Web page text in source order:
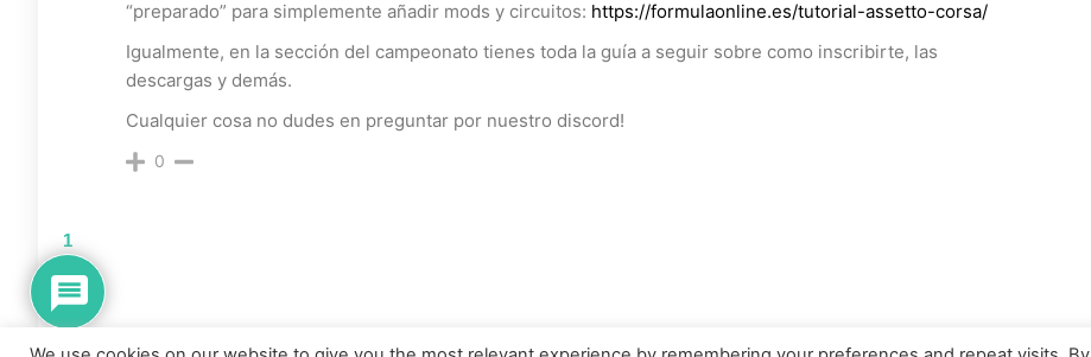
“preparado” para simplemente añadir mods y circuitos: https://formulaonline.es/tutorial-assetto-corsa/
Igualmente, en la sección del campeonato tienes toda la guía a seguir sobre como inscribirte, las
descargas y demás.
Cualquier cosa no dudes en preguntar por nuestro discord!
0
1